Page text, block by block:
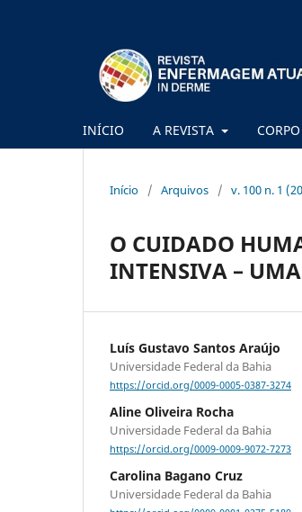
INÍCIO A REVISTA
Início / Arquivos / v. 100 n. 1
O CUIDADO
INTENSIVA –
Luís Gustavo Santos Araújo
Universidade Federal da Bahia
https://orcid.org/0009-0005-0387-3274
Aline Oliveira Rocha
Universidade Federal da Bahia
https://orcid.org/0009-0009-9072-7273
Carolina Bagano Cruz
Universidade Federal da Bahia